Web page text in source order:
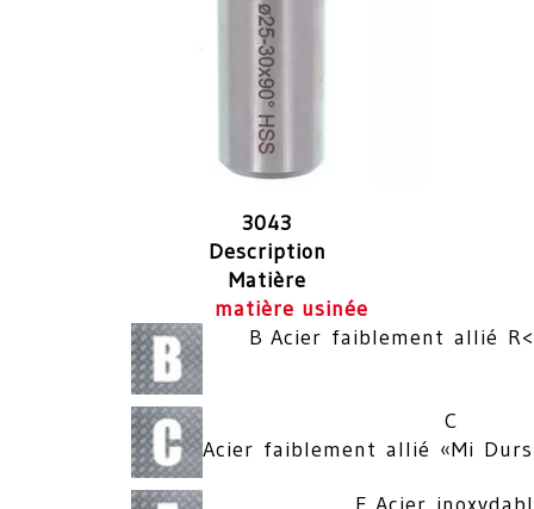
3043
Description
Matière
matière usinée
B Acier faiblement allié
C
Acier faiblement allié «Mi